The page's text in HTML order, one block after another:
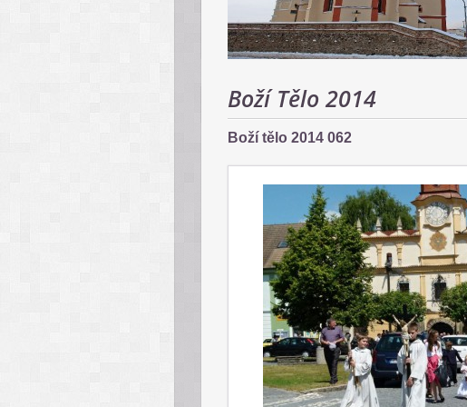
Boží Tělo 2014
Boží tělo 2014 062